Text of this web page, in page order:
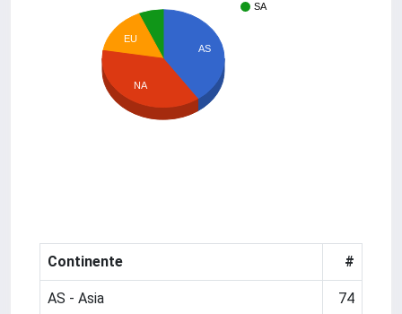
SA
AS
EU
NA
Continente #
AS - Asia 74